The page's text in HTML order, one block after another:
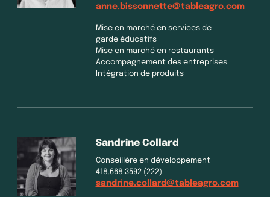
anne.bissonnette@tableagro.com
Mise en marché en services de
garde éducatifs
Mise en marché en restaurants
Accompagnement des entreprises
Intégration de produits
Sandrine Collard
Conseillère en développement
418.668.3592 (222)
sandrine.collard@tableagro.com